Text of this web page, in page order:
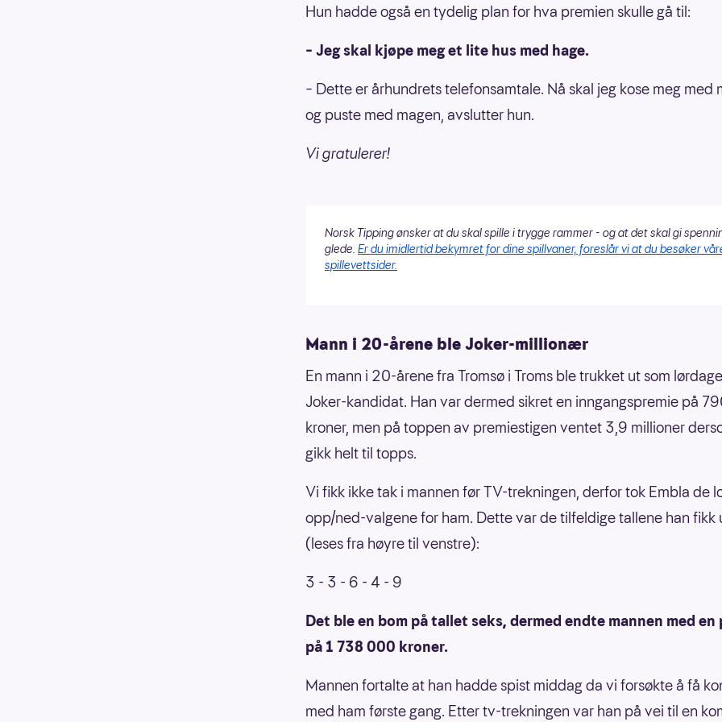
Hun hadde også en tydelig plan for hva premien skulle gå til:
– Jeg skal kjøpe meg et lite hus med hage.
– Dette er århundrets telefonsamtale. Nå skal jeg kose meg med
og puste med magen, avslutter hun.
Vi gratulerer!
Norsk Tipping ønsker at du skal spille i trygge rammer - og at det skal gi
glede. Er du imidlertid bekymret for dine spillvaner, foreslår vi at du besøker
spillevettsider.
Mann i 20-årene ble Joker-millionær
En mann i 20-årene fra Tromsø i Troms ble trukket ut som
Joker-kandidat. Han var dermed sikret en inngangspremie på
kroner, men på toppen av premiestigen ventet 3,9 millioner
gikk helt til topps.
Vi fikk ikke tak i mannen før TV-trekningen, derfor tok Embla de
opp/ned-valgene for ham. Dette var de tilfeldige tallene han fikk
(leses fra høyre til venstre):
3 - 3 - 6 - 4 - 9
Det ble en bom på tallet seks, dermed endte mannen med en
på 1 738 000 kroner.
Mannen fortalte at han hadde spist middag da vi forsøkte å få
med ham første gang. Etter tv-trekningen var han på vei til en